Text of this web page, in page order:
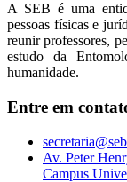
A SEB é uma
pessoas físicas e
reunir professores,
estudo da
humanidade.
Entre em
Av. Peter
Campus